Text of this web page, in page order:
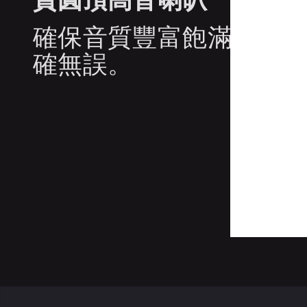
確保音質豐富飽滿、生
確無誤。